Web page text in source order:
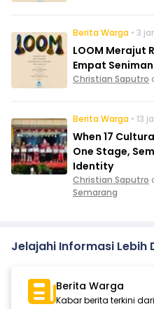
Berita Warga • 3
LOOM Merajut
Empat Seniman
Christian Saputro
Berita Warga • 13
When 17
One Stage,
Identity
Christian Saputro
Semarang
Jelajahi Informasi Lebih
Berita Warga
Kabar berita terkini